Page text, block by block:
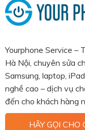
Yourphone Service –
Hà Nội, chuyên sửa
Samsung, laptop,
nghề cao – dịch vụ
đến cho khách hàng
HÃY GỌI